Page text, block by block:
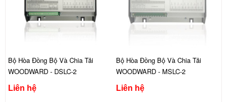
Bộ Hòa Đồng Bộ Và Chia Tải
WOODWARD - DSLC-2
Liên hệ
Bộ Hòa Đồng Bộ Và Chia Tải
WOODWARD - MSLC-2
Liên hệ